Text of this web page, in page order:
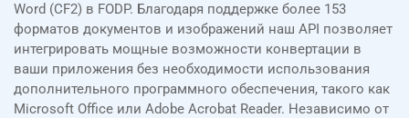
Word (CF2) в FODP. Благодаря поддержке более 153
форматов документов и изображений наш API позволяет
интегрировать мощные возможности конвертации в
ваши приложения без необходимости использования
дополнительного программного обеспечения, такого как
Microsoft Office или Adobe Acrobat Reader. Независимо от